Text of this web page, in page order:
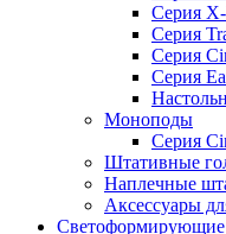
Серия
Серия
Серия
Серия
Моноподы
Серия
Штативные
Наплечные
Аксессуары
Светоформирующие